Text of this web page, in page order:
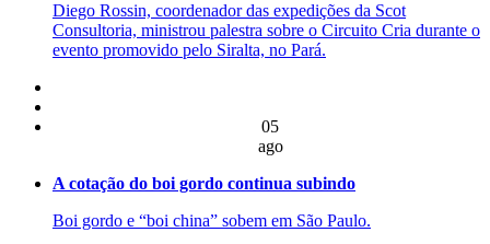
Diego Rossin, coordenador das expedições da Scot
Consultoria, ministrou palestra sobre o Circuito Cria durante o
evento promovido pelo Siralta, no Pará.
05
ago
A cotação do boi gordo continua subindo
Boi gordo e “boi china” sobem em São Paulo.